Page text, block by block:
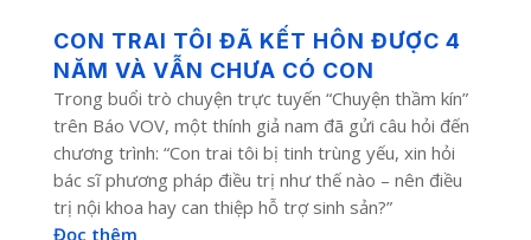
CON TRAI TÔI ĐÃ KẾT HÔN ĐƯỢC 4
NĂM VÀ VẪN CHƯA CÓ CON
Trong buổi trò chuyện trực tuyến “Chuyện thầm kín”
trên Báo VOV, một thính giả nam đã gửi câu hỏi đến
chương trình: “Con trai tôi bị tinh trùng yếu, xin hỏi
bác sĩ phương pháp điều trị như thế nào – nên điều
trị nội khoa hay can thiệp hỗ trợ sinh sản?”
Đọc thêm